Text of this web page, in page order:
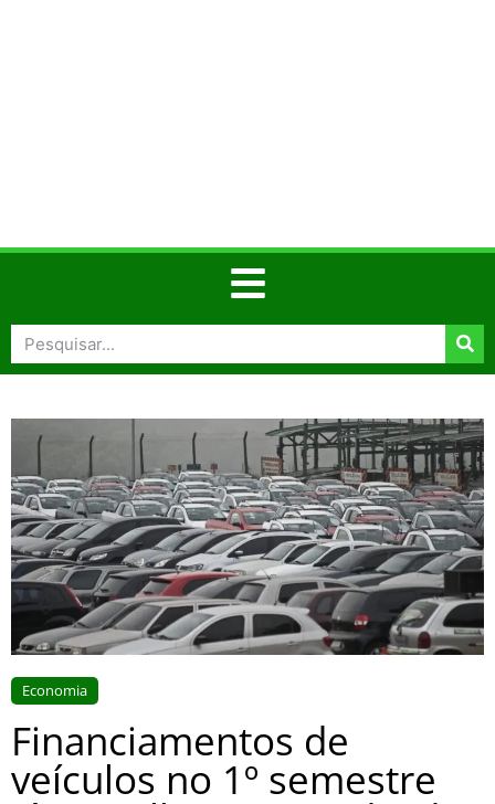
Economia
Financiamentos de
veículos no 1º semestre